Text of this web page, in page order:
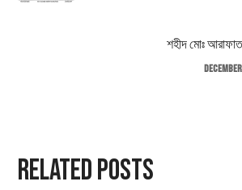
শহীদ মোঃ
Related Posts